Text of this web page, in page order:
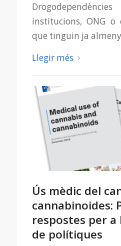
institucions, ONG o
que tinguin ja
Llegir més
Ús mèdic del
cannabinoides:
respostes per a
de polítiques